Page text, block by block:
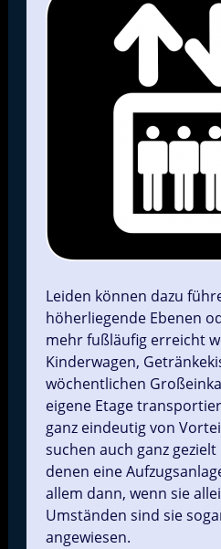
Leiden können dazu
höherliegende Ebenen
mehr fußläufig erreicht
Kinderwagen,
wöchentlichen
eigene Etage
ganz eindeutig von
suchen auch ganz
denen eine
allem dann, wenn sie
Umständen sind sie
angewiesen.